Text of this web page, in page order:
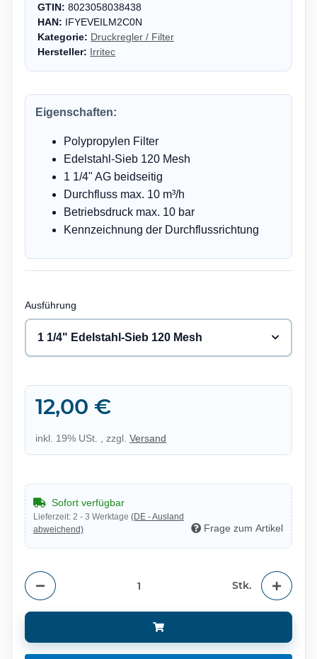
GTIN: 8023058038438
HAN: IFYEVEILM2C0N
Kategorie: Druckregler / Filter
Hersteller: Irritec
Eigenschaften:
Polypropylen Filter
Edelstahl-Sieb 120 Mesh
1 1/4" AG beidseitig
Durchfluss max. 10 m³/h
Betriebsdruck max. 10 bar
Kennzeichnung der Durchflussrichtung
Ausführung
1 1/4" Edelstahl-Sieb 120 Mesh
12,00 €
inkl. 19% USt. , zzgl. Versand
Sofort verfügbar
Lieferzeit: 2 - 3 Werktage (DE - Ausland
abweichend)
Frage zum Artikel
Stk.